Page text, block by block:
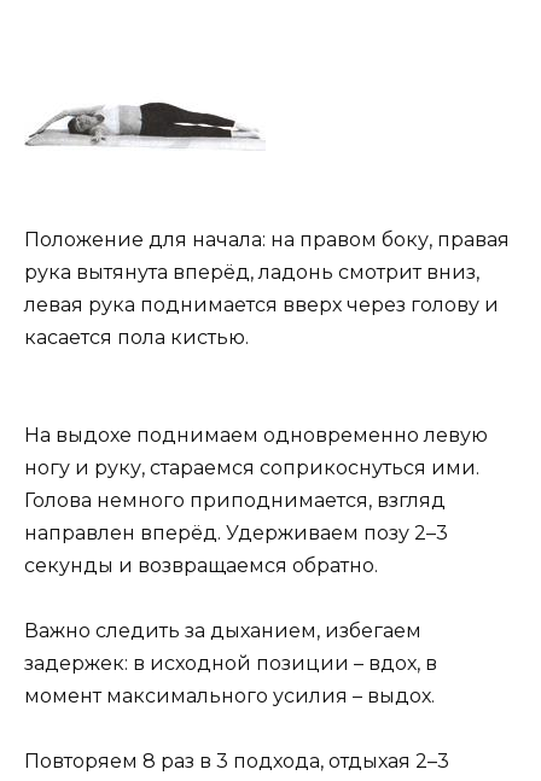
Положение для начала: на правом боку, правая
рука вытянута вперёд, ладонь смотрит вниз,
левая рука поднимается вверх через голову и
касается пола кистью.
На выдохе поднимаем одновременно левую
ногу и руку, стараемся соприкоснуться ими.
Голова немного приподнимается, взгляд
направлен вперёд. Удерживаем позу 2–3
секунды и возвращаемся обратно.
Важно следить за дыханием, избегаем
задержек: в исходной позиции – вдох, в
момент максимального усилия – выдох.
Повторяем 8 раз в 3 подхода, отдыхая 2–3